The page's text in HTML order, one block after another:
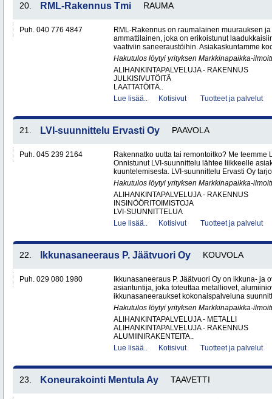
20. RML-Rakennus Tmi RAUMA
Puh. 040 776 4847
RML-Rakennus on raumalainen muurauksen
ammattilainen, joka on erikoistunut
vaativiin saneeraustöihin. Asiakaskuntamme
Hakutulos löytyi yrityksen Markkinapaikka-
ALIHANKINTAPALVELUJA - RAKENNUS
JULKISIVUTÖITÄ
LAATTATÖITÄ..
Lue lisää..
Kotisivut Tuotteet ja palvelut
21. LVI-suunnittelu Ervasti Oy PAAVOLA
Puh. 045 239 2164
Rakennatko uutta tai remontoitko? Me teemme
Onnistunut LVI-suunnittelu lähtee liikkeelle
kuuntelemisesta. LVI-suunnittelu Ervasti Oy
Hakutulos löytyi yrityksen Markkinapaikka-
ALIHANKINTAPALVELUJA - RAKENNUS
INSINÖÖRITOIMISTOJA
LVI-SUUNNITTELUA
Lue lisää..
Kotisivut Tuotteet ja palvelut
22. Ikkunasaneeraus P. Jäätvuori Oy KOUVOLA
Puh. 029 080 1980
Ikkunasaneeraus P. Jäätvuori Oy on ikkuna- ja
asiantuntija, joka toteuttaa metalliovet,
ikkunasaneeraukset kokonaispalveluna
Hakutulos löytyi yrityksen Markkinapaikka-
ALIHANKINTAPALVELUJA - METALLI
ALIHANKINTAPALVELUJA - RAKENNUS
ALUMIINIRAKENTEITA..
Lue lisää..
Kotisivut Tuotteet ja palvelut
23. Koneurakointi Mentula Ay TAAVETTI